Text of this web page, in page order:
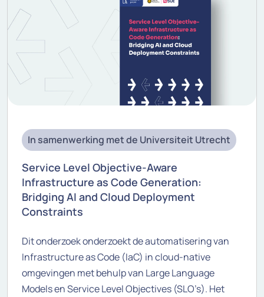
In samenwerking met de Universiteit Utrecht
Service Level Objective-Aware
Infrastructure as Code Generation:
Bridging AI and Cloud Deployment
Constraints
Dit onderzoek onderzoekt de automatisering van
Infrastructure as Code (IaC) in cloud-native
omgevingen met behulp van Large Language
Models en Service Level Objectives (SLO’s). Het